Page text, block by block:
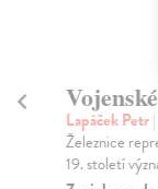
Lapáček Petr
Železnice
19. století